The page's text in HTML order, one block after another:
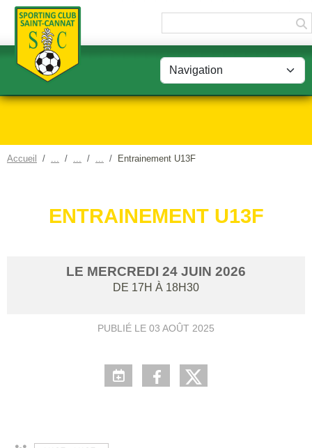
Accueil Entrainement U13F
ENTRAINEMENT U13F
LE MERCREDI 24 JUIN 2026
DE 17H À 18H30
PUBLIÉ LE 03 AOÛT 2025
Panneau de gestion des cookies